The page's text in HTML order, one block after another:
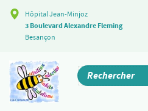
Hôpital Jean-Minjoz
3 Boulevard Alexandre Fleming
Besançon